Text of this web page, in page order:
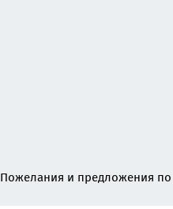
Пожелания и предложения